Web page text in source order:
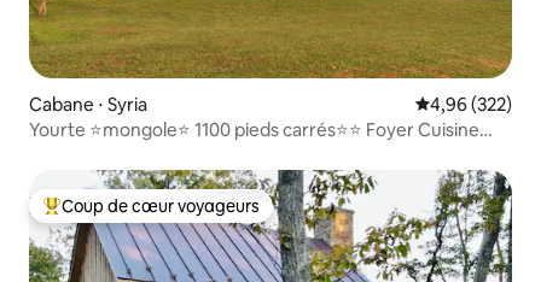
Cabane ⋅ Syria Évaluation
4,96 (322)
Yourte ⭐️mongole⭐️ 1100 pieds carrés⭐️⭐️ Foyer Cuisine
Coups de cœur voyageurs les plus appréciés
Coup de cœur voyageurs